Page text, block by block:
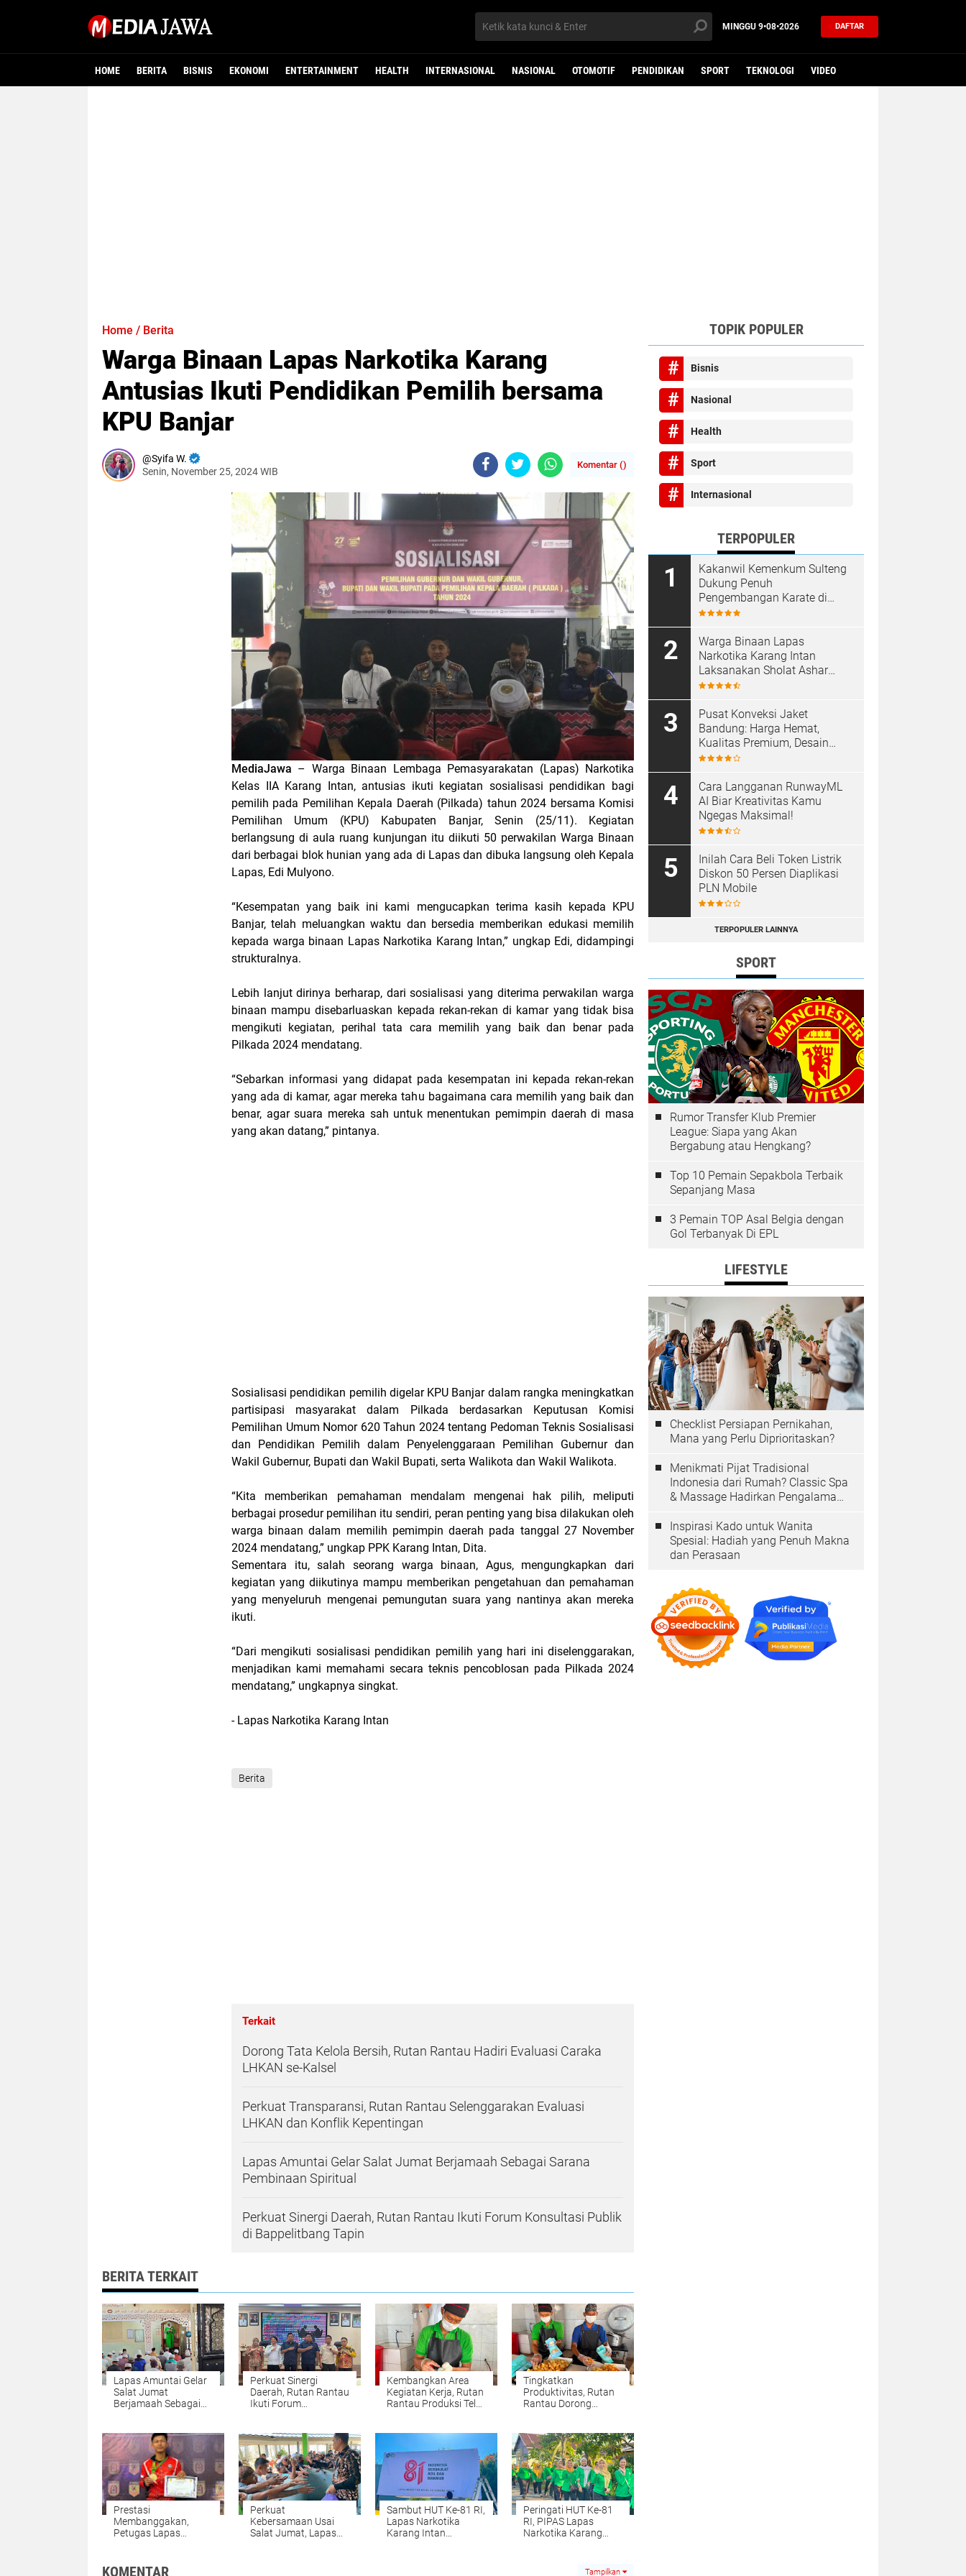
MINGGU 9•08•2026 DAFTAR
HOME BERITA BISNIS EKONOMI ENTERTAINMENT HEALTH INTERNASIONAL NASIONAL OTOMOTIF PENDIDIKAN SPORT TEKNOLOGI VIDEO
Home / Berita
Warga Binaan Lapas Narkotika Karang
Antusias Ikuti Pendidikan Pemilih bersama
KPU Banjar
Syifa W.
Senin, November 25, 2024 WIB
Komentar ()
MediaJawa – Warga Binaan Lembaga Pemasyarakatan (Lapas) Narkotika
Kelas IIA Karang Intan, antusias ikuti kegiatan sosialisasi pendidikan bagi
pemilih pada Pemilihan Kepala Daerah (Pilkada) tahun 2024 bersama Komisi
Pemilihan Umum (KPU) Kabupaten Banjar, Senin (25/11). Kegiatan
berlangsung di aula ruang kunjungan itu diikuti 50 perwakilan Warga Binaan
dari berbagai blok hunian yang ada di Lapas dan dibuka langsung oleh Kepala
Lapas, Edi Mulyono.
“Kesempatan yang baik ini kami mengucapkan terima kasih kepada KPU
Banjar, telah meluangkan waktu dan bersedia memberikan edukasi memilih
kepada warga binaan Lapas Narkotika Karang Intan,” ungkap Edi, didampingi
strukturalnya.
Lebih lanjut dirinya berharap, dari sosialisasi yang diterima perwakilan warga
binaan mampu disebarluaskan kepada rekan-rekan di kamar yang tidak bisa
mengikuti kegiatan, perihal tata cara memilih yang baik dan benar pada
Pilkada 2024 mendatang.
“Sebarkan informasi yang didapat pada kesempatan ini kepada rekan-rekan
yang ada di kamar, agar mereka tahu bagaimana cara memilih yang baik dan
benar, agar suara mereka sah untuk menentukan pemimpin daerah di masa
yang akan datang,” pintanya.
Sosialisasi pendidikan pemilih digelar KPU Banjar dalam rangka meningkatkan
partisipasi masyarakat dalam Pilkada berdasarkan Keputusan Komisi
Pemilihan Umum Nomor 620 Tahun 2024 tentang Pedoman Teknis Sosialisasi
dan Pendidikan Pemilih dalam Penyelenggaraan Pemilihan Gubernur dan
Wakil Gubernur, Bupati dan Wakil Bupati, serta Walikota dan Wakil Walikota.
“Kita memberikan pemahaman mendalam mengenai hak pilih, meliputi
berbagai prosedur pemilihan itu sendiri, peran penting yang bisa dilakukan oleh
warga binaan dalam memilih pemimpin daerah pada tanggal 27 November
2024 mendatang,” ungkap PPK Karang Intan, Dita.
Sementara itu, salah seorang warga binaan, Agus, mengungkapkan dari
kegiatan yang diikutinya mampu memberikan pengetahuan dan pemahaman
yang menyeluruh mengenai pemungutan suara yang nantinya akan mereka
ikuti.
“Dari mengikuti sosialisasi pendidikan pemilih yang hari ini diselenggarakan,
menjadikan kami memahami secara teknis pencoblosan pada Pilkada 2024
mendatang,” ungkapnya singkat.
- Lapas Narkotika Karang Intan
Berita
Terkait
Dorong Tata Kelola Bersih, Rutan Rantau Hadiri Evaluasi Caraka
LHKAN se-Kalsel
Perkuat Transparansi, Rutan Rantau Selenggarakan Evaluasi
LHKAN dan Konflik Kepentingan
Lapas Amuntai Gelar Salat Jumat Berjamaah Sebagai Sarana
Pembinaan Spiritual
Perkuat Sinergi Daerah, Rutan Rantau Ikuti Forum Konsultasi Publik
di Bappelitbang Tapin
BERITA TERKAIT
Lapas Amuntai Gelar
Salat Jumat
Berjamaah Sebagai
Perkuat Sinergi
Daerah, Rutan Rantau
Ikuti Forum
Kembangkan Area
Kegiatan Kerja, Rutan
Rantau Produksi Telur
Tingkatkan
Produktivitas, Rutan
Rantau Dorong
Prestasi
Membanggakan,
Petugas Lapas
Emas KEJURDA
Perkuat
Kebersamaan Usai
Salat Jumat, Lapas
Sambut HUT Ke-81 RI,
Lapas Narkotika
Karang Intan
Peringati HUT Ke-81
RI, PIPAS Lapas
Narkotika Karang
KOMENTAR Tampilkan
TOPIK POPULER
Bisnis
Nasional
Health
Sport
Internasional
TERPOPULER
Kakanwil Kemenkum Sulteng
Dukung Penuh
Pengembangan Karate di
Bumi Seribu Megalith
Warga Binaan Lapas
Narkotika Karang Intan
Laksanakan Sholat Ashar
Berjamaah di Masjid At-
Pusat Konveksi Jaket
Bandung: Harga Hemat,
Kualitas Premium, Desain
Custom
Cara Langganan RunwayML
AI Biar Kreativitas Kamu
Ngegas Maksimal!
Inilah Cara Beli Token Listrik
Diskon 50 Persen Diaplikasi
PLN Mobile
TERPOPULER LAINNYA
SPORT
Rumor Transfer Klub Premier
League: Siapa yang Akan
Bergabung atau Hengkang?
Top 10 Pemain Sepakbola Terbaik
Sepanjang Masa
3 Pemain TOP Asal Belgia dengan
Gol Terbanyak Di EPL
LIFESTYLE
Checklist Persiapan Pernikahan,
Mana yang Perlu Diprioritaskan?
Menikmati Pijat Tradisional
Indonesia dari Rumah? Classic Spa
& Massage Hadirkan Pengalaman
Inspirasi Kado untuk Wanita
Spesial: Hadiah yang Penuh Makna
dan Perasaan